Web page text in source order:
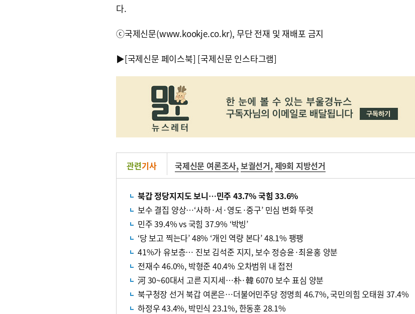
다.
ⓒ국제신문(www.kookje.co.kr), 무단 전재 및 재배포 금지
▶[국제신문 페이스북] [국제신문 인스타그램]
관련기사 국제신문 여론조사,보궐선거,제9회 지방선거
북갑 정당지지도 보니…민주 43.7% 국힘 33.6%
보수 결집 양상…‘사하·서·영도·중구’ 민심 변화 뚜렷
민주 39.4% vs 국힘 37.9% ‘박빙’
‘당 보고 찍는다’ 48% ‘개인 역량 본다’ 48.1% 팽팽
41%가 유보층… 진보 김석준 지지, 보수 정승윤·최윤홍 양분
전재수 46.0%, 박형준 40.4% 오차범위 내 접전
河 30~60대서 고른 지지세…朴·韓 6070 보수 표심 양분
북구청장 선거 북갑 여론은…더불어민주당 정명희 46.7%, 국민의힘 오태원 37.4%
하정우 43.4%, 박민식 23.1%, 한동훈 28.1%